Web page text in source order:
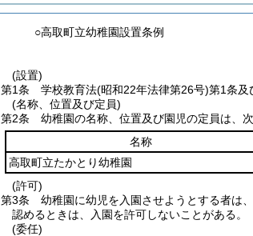
○高取町立幼稚園設置条例
(設置)
第1条
学校教育法(昭和22年法律第26号)第1条及
(名称、位置及び定員)
第2条
幼稚園の名称、位置及び園児の定員は、
名称
高取町立たかとり幼稚園
(許可)
第3条
幼稚園に幼児を入園させようとする者は
認めるときは、入園を許可しないことがある。
(委任)